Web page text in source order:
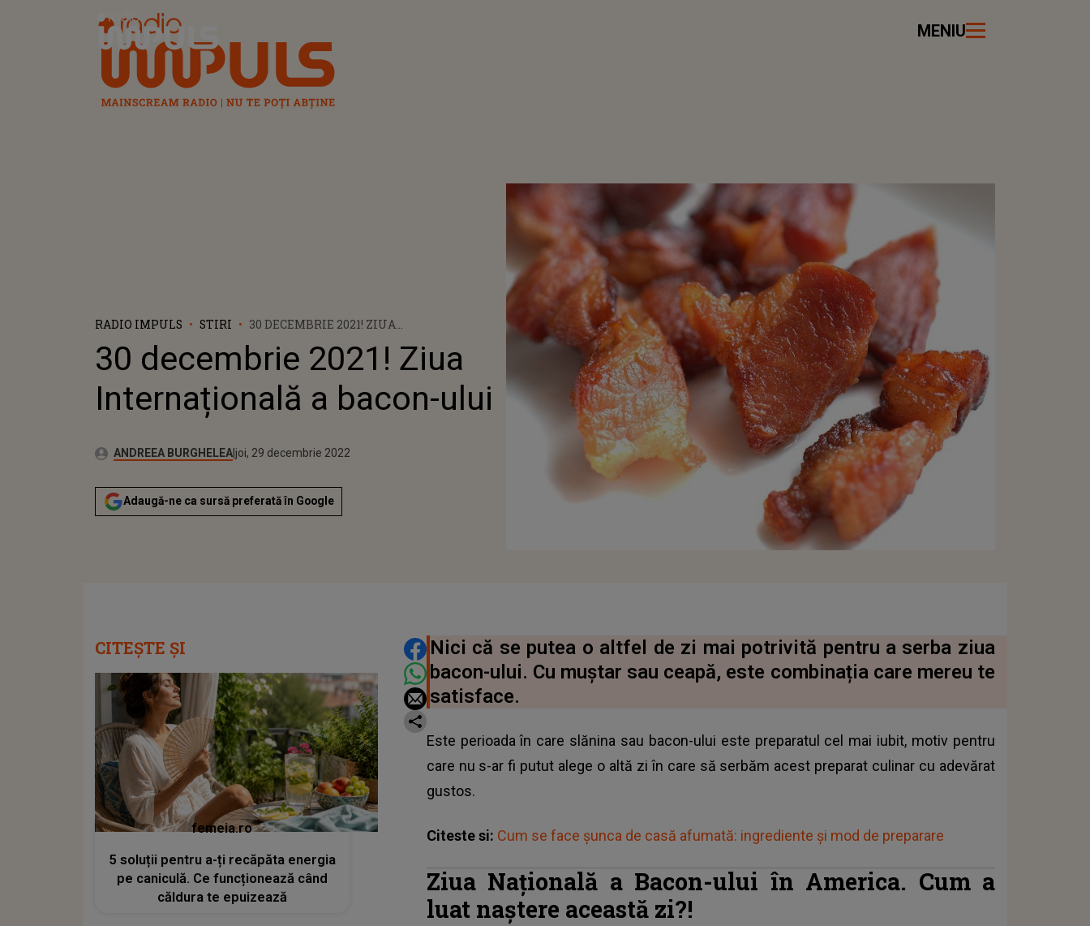
Radio Impuls MENIU
RADIO IMPULS STIRI
30 DECEMBRIE 2021! ZIUA
30 decembrie 2021! Ziua
Internațională a bacon-ului
Autor:ANDREEA BURGHELEAPublicat:
joi, 30 decembrie 2021
Actualizat:
joi, 29 decembrie 2022
Adaugă-ne ca sursă preferată în Google
DISTRIBUIE ARTICOLUL
Nici că se putea o altfel de zi mai potrivită pentru a serba ziua
bacon-ului. Cu muștar sau ceapă, este combinația care mereu te
satisface.
Este perioada în care slănina sau bacon-ului este preparatul cel mai iubit, motiv pentru
care nu s-ar fi putut alege o altă zi în care să serbăm acest preparat culinar cu adevărat
gustos.
Citeste si: Cum se face șunca de casă afumată: ingrediente și mod de preparare
Ziua Națională a Bacon-ului în America. Cum a
luat naștere această zi?!
CITEȘTE ȘI
femeia.ro
5 soluții pentru a-ți recăpăta energia
pe caniculă. Ce funcționează când
căldura te epuizează